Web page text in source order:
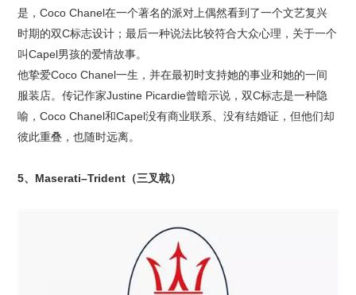
是，Coco Chanel在一个著名的派对上偶然看到了一个文艺复兴
时期的双C标志设计；最后一种说法比较符合大众心理，关于一个
叫Capel男孩的爱情故事。
他挚爱Coco Chanel一生，并在最初时支持她的事业和她的一间
服装店。传记作家Justine Picardie曾暗示说，双C标志是一种隐
喻，Coco Chanel和Capel没有商业联系、没有结婚证，但他们却
彼此重叠，也随时远离。
5、Maserati–Trident（三叉戟）